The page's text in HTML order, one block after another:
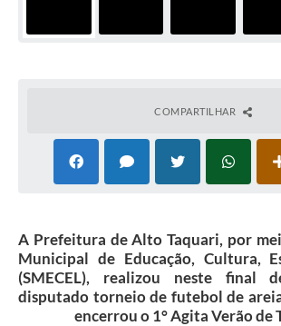
COMPARTILHAR
A Prefeitura de Alto Taquari, por
Municipal de Educação, Cultura,
(SMECEL), realizou neste final
disputado torneio de futebol de
encerrou o 1° Agita Verão de